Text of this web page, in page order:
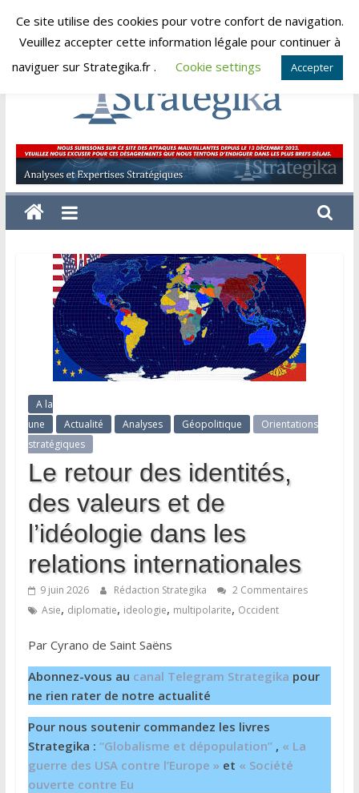
Skip
dimanche, août 9, 2026
Strategika
Expertise
et
Analyses
A la
une
Actualité Analyses Géopolitique
Orientations
stratégiques
Le retour des identités,
des valeurs et de
l’idéologie dans les
relations internationales
9 juin 2026 Rédaction Strategika
2 Commentaires
Asie, diplomatie, ideologie, multipolarite, Occident
Par Cyrano de Saint Saëns
Abonnez-vous au canal Telegram Strategika pour
ne rien rater de notre actualité
Pour nous soutenir commandez les livres
Strategika : “Globalisme et dépopulation”, « La
guerre des USA contre l’Europe » et « Société
ouverte contre Eu
Ce site utilise des cookies pour votre confort de navigation.
Veuillez accepter cette information légale pour continuer à
naviguer sur Strategika.fr .
Cookie settings Accepter